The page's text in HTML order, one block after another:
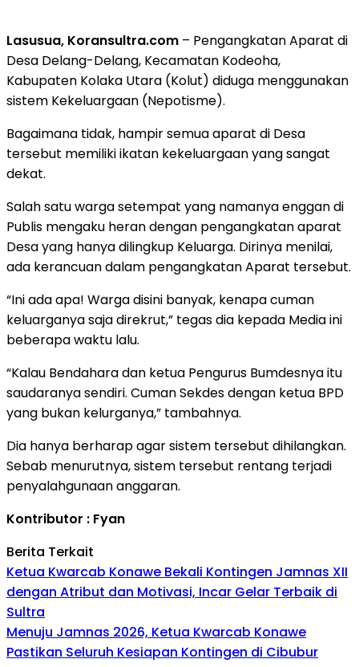
Lasusua, Koransultra.com – Pengangkatan Aparat di
Desa Delang-Delang, Kecamatan Kodeoha,
Kabupaten Kolaka Utara (Kolut) diduga menggunakan
sistem Kekeluargaan (Nepotisme).
Bagaimana tidak, hampir semua aparat di Desa
tersebut memiliki ikatan kekeluargaan yang sangat
dekat.
Salah satu warga setempat yang namanya enggan di
Publis mengaku heran dengan pengangkatan aparat
Desa yang hanya dilingkup Keluarga. Dirinya menilai,
ada kerancuan dalam pengangkatan Aparat tersebut.
“Ini ada apa! Warga disini banyak, kenapa cuman
keluarganya saja direkrut,” tegas dia kepada Media ini
beberapa waktu lalu.
“Kalau Bendahara dan ketua Pengurus Bumdesnya itu
saudaranya sendiri. Cuman Sekdes dengan ketua BPD
yang bukan kelurganya,” tambahnya.
Dia hanya berharap agar sistem tersebut dihilangkan.
Sebab menurutnya, sistem tersebut rentang terjadi
penyalahgunaan anggaran.
Kontributor : Fyan
Berita Terkait
Ketua Kwarcab Konawe Bekali Kontingen Jamnas XII
dengan Atribut dan Motivasi, Incar Gelar Terbaik di
Sultra
Menuju Jamnas 2026, Ketua Kwarcab Konawe
Pastikan Seluruh Kesiapan Kontingen di Cibubur